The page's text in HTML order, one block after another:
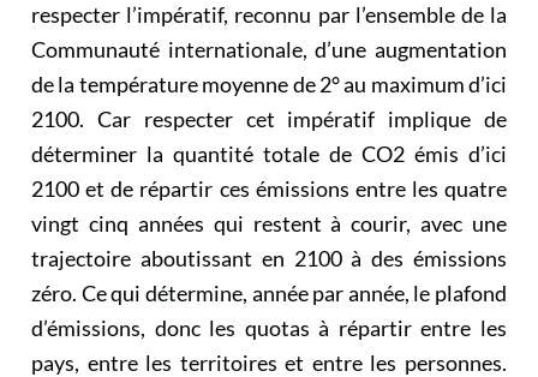
respecter l’impératif, reconnu par l’ensemble de la
Communauté internationale, d’une augmentation
de la température moyenne de 2° au maximum d’ici
2100. Car respecter cet impératif implique de
déterminer la quantité totale de CO2 émis d’ici
2100 et de répartir ces émissions entre les quatre
vingt cinq années qui restent à courir, avec une
trajectoire aboutissant en 2100 à des émissions
zéro. Ce qui détermine, année par année, le plafond
d’émissions, donc les quotas à répartir entre les
pays, entre les territoires et entre les personnes.